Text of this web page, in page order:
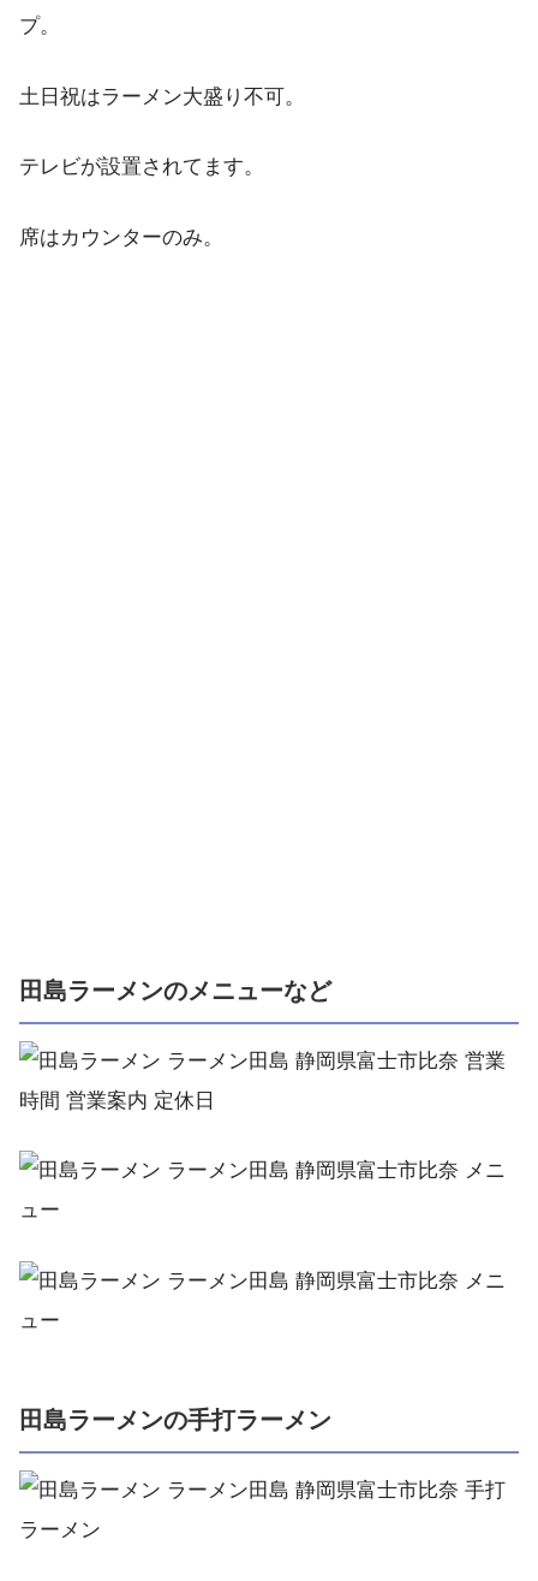
プ。
土日祝はラーメン大盛り不可。
テレビが設置されてます。
席はカウンターのみ。
田島ラーメンのメニューなど
田島ラーメンの手打ラーメン